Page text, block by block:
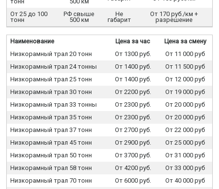
От 25 до 100
тонн
РФ свыше
500 км
Не
габарит
От 170 руб./км +
разрешение
Наименование Цена за час
Цена за смену
Низкорамный трал 20 тонн
От 1300 руб.
От 11 000 руб
Низкорамный трал 24 тонны
От 1400 руб.
От 11 500 руб
Низкорамный трал 25 тонн
От 1400 руб.
От 12 000 руб
Низкорамный трал 30 тонн
От 2200 руб.
От 19 000 руб
Низкорамный трал 33 тонны
От 2300 руб.
От 20 000 руб
Низкорамный трал 35 тонн
От 2300 руб.
От 20 000 руб
Низкорамный трал 37 тонн
От 2700 руб.
От 22 000 руб
Низкорамный трал 45 тонн
От 2900 руб.
От 25 000 руб
Низкорамный трал 50 тонн
От 3700 руб.
От 31 000 руб
Низкорамный трал 58 тонн
От 4200 руб.
От 33 000 руб
Низкорамный трал 70 тонн
От 6000 руб.
От 40 000 руб